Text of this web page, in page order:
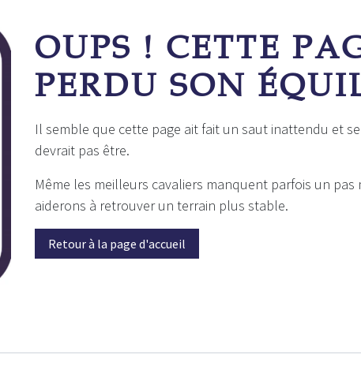
Erreur 404
OUPS ! CETTE
PERDU SON
Il semble que cette page ait fait un saut inattendu et
devrait pas être.
Même les meilleurs cavaliers manquent parfois un
aiderons à retrouver un terrain plus stable.
Retour à la page d'accueil